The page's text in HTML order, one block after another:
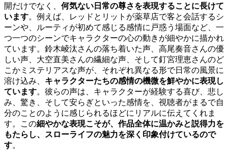
開だけでなく、 何気ない日常の尊さを表現することに長けて
います。例えば、レッドとリットが薬草店で客と会話するシ
ーンや、ルーティが初めて感じる感情に戸惑う場面など、一
つ一つのシーンでキャラクターの心の動きが細やかに描かれ
ています。鈴木崚汰さんの落ち着いた声、高尾奏音さんの優
しい声、大空直美さんの繊細な声、そして釘宮理恵さんのど
こかミステリアスな声が、それぞれ異なる形で日常の風景に
溶け込み、 キャラクターたちの感情の機微を鮮やかに表現し
ています。彼らの声は、キャラクターが経験する喜び、悲し
み、驚き、そして安らぎといった感情を、視聴者がまるで自
分のことのように感じられるほどにリアルに伝えてくれま
す。この細やかな表現こそが、作品全体に温かみと説得力を
もたらし、スローライフの魅力を深く印象付けているので
す。